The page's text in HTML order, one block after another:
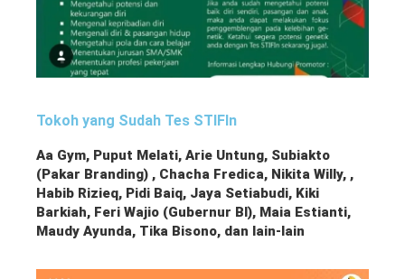
Tokoh yang Sudah Tes STIFIn
Aa Gym, Puput Melati, Arie Untung, Subiakto
(Pakar Branding) , Chacha Fredica, Nikita Willy, ,
Habib Rizieq, Pidi Baiq, Jaya Setiabudi, Kiki
Barkiah, Feri Wajio (Gubernur BI), Maia Estianti,
Maudy Ayunda, Tika Bisono, dan lain-lain